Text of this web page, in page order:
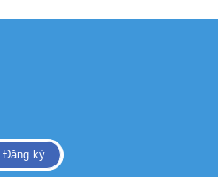
Đăng ký